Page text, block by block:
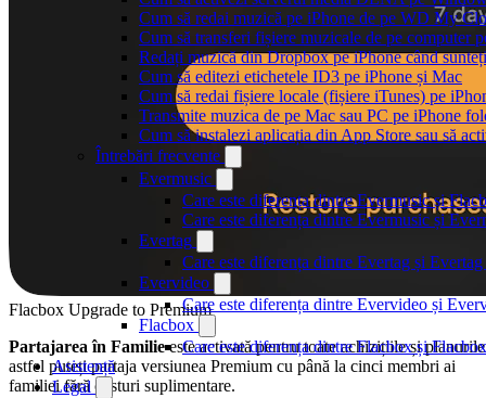
Cum să redai muzică pe iPhone de pe WD My
Cum să transferi fișiere muzicale de pe computer
Redați muzică din Dropbox pe iPhone când
Cum să editezi etichetele ID3 pe iPhone și Mac
Cum să redai fișiere locale (fișiere iTunes) pe
Transmite muzica de pe Mac sau PC pe iPhone
Cum să instalezi aplicația din App Store sau să
Întrebări frecvente
Evermusic
Care este diferența dintre Evermusic și
Care este diferența dintre Evermusic și
Evertag
Care este diferența dintre Evertag și
Evervideo
Care este diferența dintre Evervideo și
Flacbox
Care este diferența dintre Flacbox și
Asistență
Legal
Flacbox Upgrade to Premium
Partajarea în Familieeste activată pentru toate achizițiile și
astfel puteți partaja versiunea Premium cu până la cinci membri ai
familiei fără costuri suplimentare.